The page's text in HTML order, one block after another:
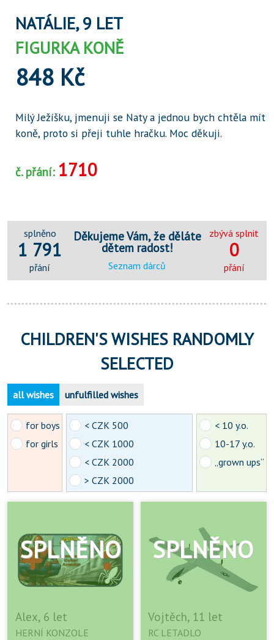
NATÁLIE, 9 LET
FIGURKA KONĚ
848 Kč
Milý Ježíšku, jmenuji se Naty a jednou bych chtěla mít
koně, proto si přeji tuhle hračku. Moc děkuji.
č. přání: 1710
splněno
1 791
přání
Děkujeme Vám, že děláte
dětem radost!
Seznam dárců
zbývá splnit
0
přání
CHILDREN'S WISHES RANDOMLY
SELECTED
all wishes unfulfilled wishes
for boys
for girls
< CZK 500
< CZK 1000
< CZK 2000
> CZK 2000
< 10 y.o.
10-17 y.o.
„grown ups“
Alex, 6 let
HERNÍ KONZOLE
Vojtěch, 11 let
RC LETADLO